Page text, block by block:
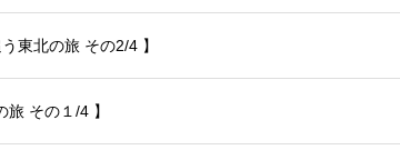
東北の旅 その2/4 】
その１/4 】